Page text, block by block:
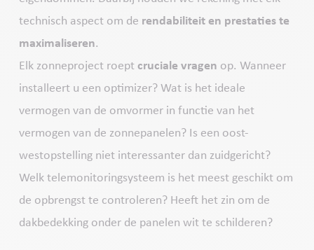
technisch aspect om de rendabiliteit en prestaties te
maximaliseren.
Elk zonneproject roept cruciale vragen op. Wanneer
installeert u een optimizer? Wat is het ideale
vermogen van de omvormer in functie van het
vermogen van de zonnepanelen? Is een oost-
westopstelling niet interessanter dan zuidgericht?
Welk telemonitoringsysteem is het meest geschikt om
de opbrengst te controleren? Heeft het zin om de
dakbedekking onder de panelen wit te schilderen?